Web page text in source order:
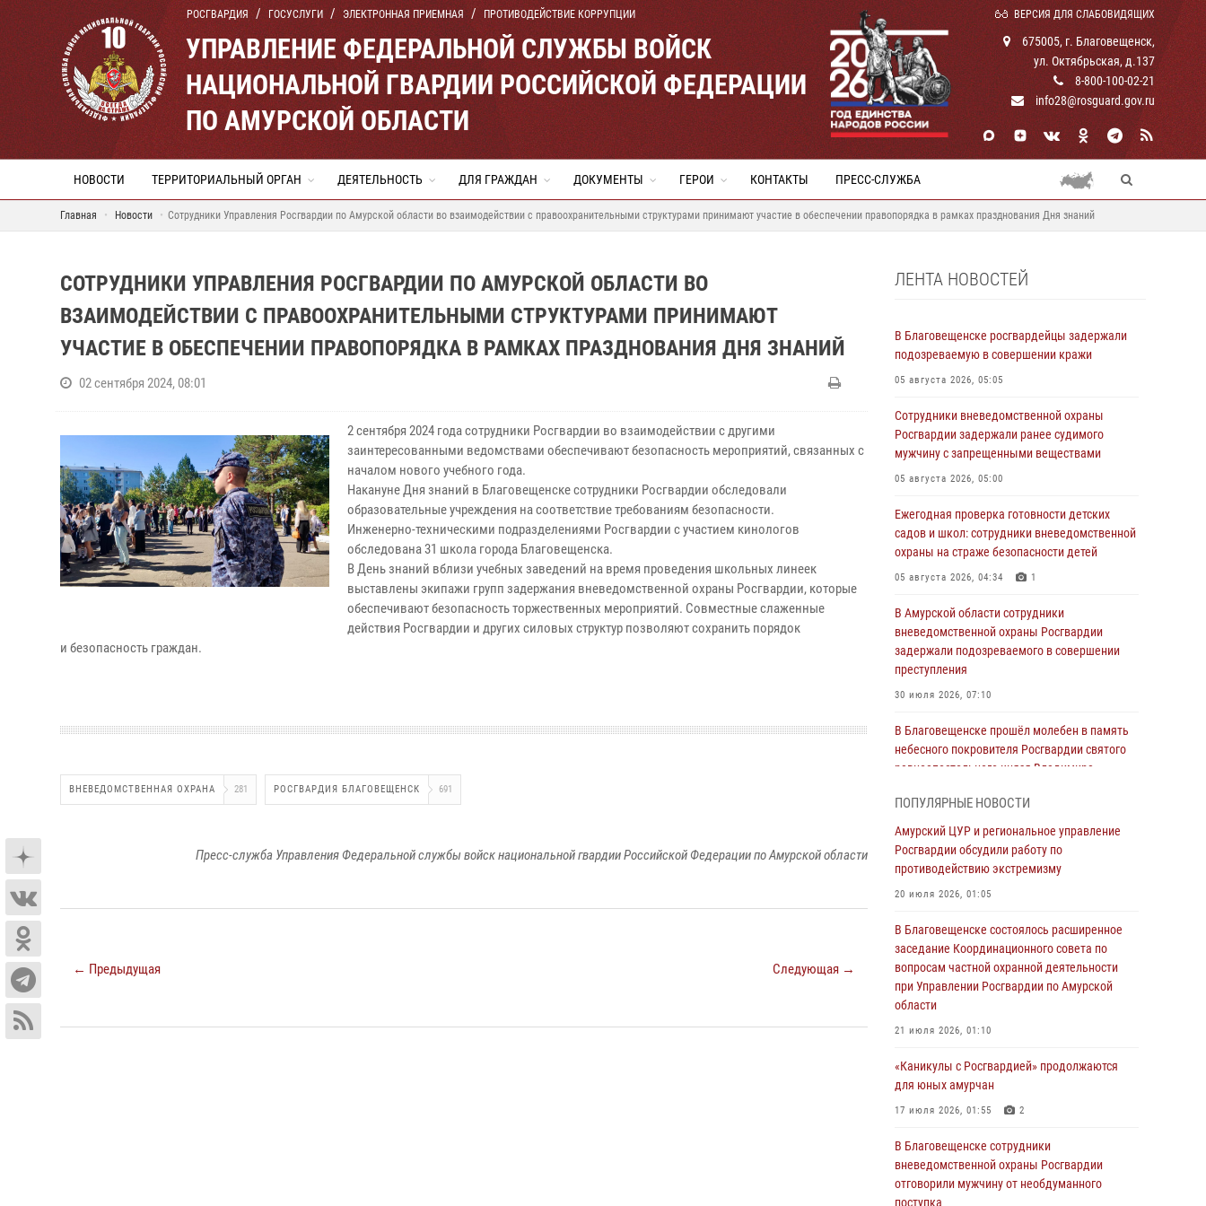
РОСГВАРДИЯ ГОСУСЛУГИ ЭЛЕКТРОННАЯ ПРИЕМНАЯ ПРОТИВОДЕЙСТВИЕ КОРРУПЦИИ ВЕРСИЯ ДЛЯ СЛАБОВИДЯЩИХ
УПРАВЛЕНИЕ ФЕДЕРАЛЬНОЙ СЛУЖБЫ ВОЙСК
НАЦИОНАЛЬНОЙ ГВАРДИИ РОССИЙСКОЙ ФЕДЕРАЦИИ
ПО АМУРСКОЙ ОБЛАСТИ
675005, г. Благовещенск,
ул. Октябрьская, д.137
8-800-100-02-21
info28@rosguard.gov.ru
НОВОСТИ ТЕРРИТОРИАЛЬНЫЙ ОРГАН ДЕЯТЕЛЬНОСТЬ ДЛЯ ГРАЖДАН ДОКУМЕНТЫ ГЕРОИ КОНТАКТЫ ПРЕСС-СЛУЖБА
Главная Новости Сотрудники Управления Росгвардии по Амурской области во взаимодействии с правоохранительными структурами принимают участие в обеспечении правопорядка в рамках празднования Дня знаний
СОТРУДНИКИ УПРАВЛЕНИЯ РОСГВАРДИИ ПО АМУРСКОЙ ОБЛАСТИ ВО
ВЗАИМОДЕЙСТВИИ С ПРАВООХРАНИТЕЛЬНЫМИ СТРУКТУРАМИ ПРИНИМАЮТ
УЧАСТИЕ В ОБЕСПЕЧЕНИИ ПРАВОПОРЯДКА В РАМКАХ ПРАЗДНОВАНИЯ ДНЯ ЗНАНИЙ
02 сентября 2024, 08:01
2 сентября 2024 года сотрудники Росгвардии во взаимодействии с другими
заинтересованными ведомствами обеспечивают безопасность мероприятий, связанных с
началом нового учебного года.
Накануне Дня знаний в Благовещенске сотрудники Росгвардии обследовали
образовательные учреждения на соответствие требованиям безопасности.
Инженерно-техническими подразделениями Росгвардии с участием кинологов
обследована 31 школа города Благовещенска.
В День знаний вблизи учебных заведений на время проведения школьных линеек
выставлены экипажи групп задержания вневедомственной охраны Росгвардии, которые
обеспечивают безопасность торжественных мероприятий. Совместные слаженные
действия Росгвардии и других силовых структур позволяют сохранить порядок
и безопасность граждан.
ВНЕВЕДОМСТВЕННАЯ ОХРАНА 281 РОСГВАРДИЯ БЛАГОВЕЩЕНСК 691
Пресс-служба Управления Федеральной службы войск национальной гвардии Российской Федерации по Амурской области
← Предыдущая Следующая →
ЛЕНТА НОВОСТЕЙ
В Благовещенске росгвардейцы задержали
подозреваемую в совершении кражи
05 августа 2026, 05:05
Сотрудники вневедомственной охраны
Росгвардии задержали ранее судимого
мужчину с запрещенными веществами
05 августа 2026, 05:00
Ежегодная проверка готовности детских
садов и школ: сотрудники вневедомственной
охраны на страже безопасности детей
05 августа 2026, 04:34 1
В Амурской области сотрудники
вневедомственной охраны Росгвардии
задержали подозреваемого в совершении
преступления
30 июля 2026, 07:10
В Благовещенске прошёл молебен в память
небесного покровителя Росгвардии святого
равноапостольного князя Владимира
Более 2,5 миллионов рублей выплачено
амурчанам за оружие сданное на возмездной
основе
28 июля 2026, 02:00
Итоги работы строевых подразделений
вневедомственной охраны Росгвардии
Амурской области в период с 20 по 26 июля
2026 года
27 июля 2026, 06:28
сотрудников вневедомственной охраны
23 июля 2026, 07:49
поступления на службу в подразделения
территориального Управления Росгвардии
23 июля 2026, 00:00
ПОПУЛЯРНЫЕ НОВОСТИ
Амурский ЦУР и региональное управление
Росгвардии обсудили работу по
противодействию экстремизму
20 июля 2026, 01:05
В Благовещенске состоялось расширенное
заседание Координационного совета по
вопросам частной охранной деятельности
при Управлении Росгвардии по Амурской
области
21 июля 2026, 01:10
«Каникулы с Росгвардией» продолжаются
для юных амурчан
17 июля 2026, 01:55 2
В Благовещенске сотрудники
вневедомственной охраны Росгвардии
отговорили мужчину от необдуманного
поступка